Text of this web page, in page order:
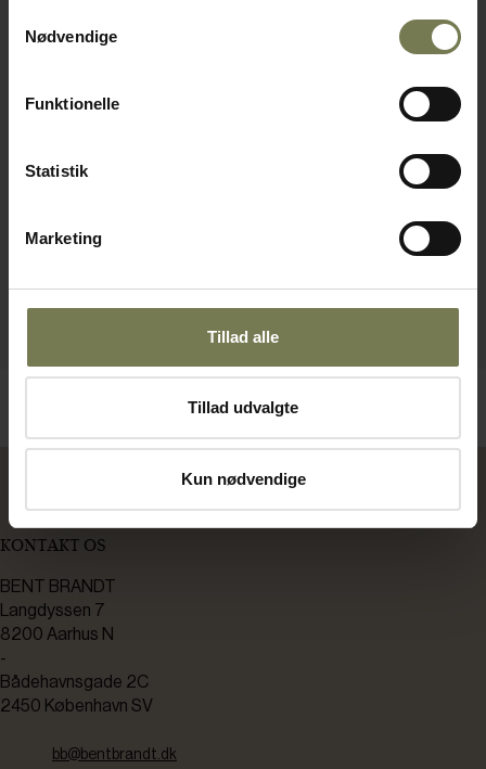
Nødvendige
Funktionelle
Statistik
Marketing
Tillad alle
Tillad udvalgte
Kun nødvendige
KONTAKT OS
BENT BRANDT
Langdyssen 7
8200 Aarhus N
-
Bådehavnsgade 2C
2450 København SV
bb@bentbrandt.dk